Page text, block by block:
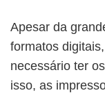
Apesar da
formatos
necessário ter
isso, as